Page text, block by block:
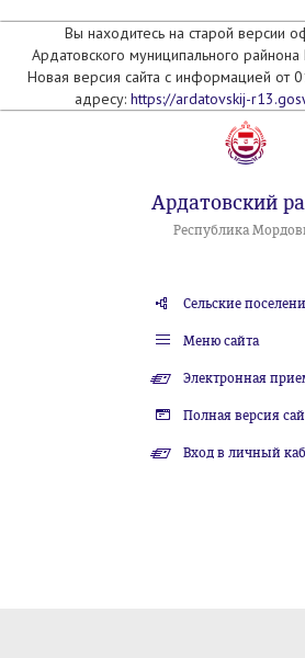
Вы находитесь на старой версии
Ардатовского муниципального
Новая версия сайта с информацией от
адресу: https://ardatovskij-
Ардатовский
Республика
Сельские
Меню сайта
Электронная
Полная версия
Вход в личный